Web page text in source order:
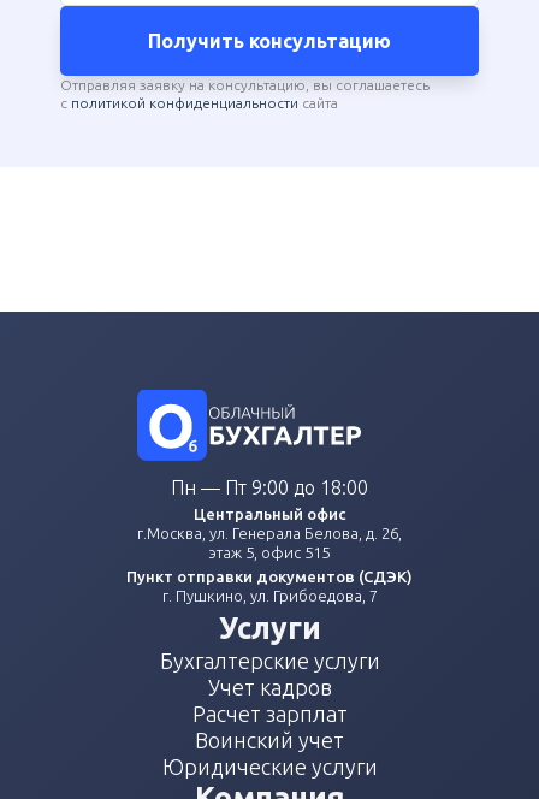
Получить консультацию
Отправляя заявку на консультацию, вы соглашаетесь
с политикой конфиденциальности сайта
Пн — Пт 9:00 до 18:00
Центральный офис
г.Москва, ул. Генерала Белова, д. 26,
этаж 5, офис 515
Пункт отправки документов (СДЭК)
г. Пушкино, ул. Грибоедова, 7
Услуги
Бухгалтерские услуги
Учет кадров
Расчет зарплат
Воинский учет
Юридические услуги